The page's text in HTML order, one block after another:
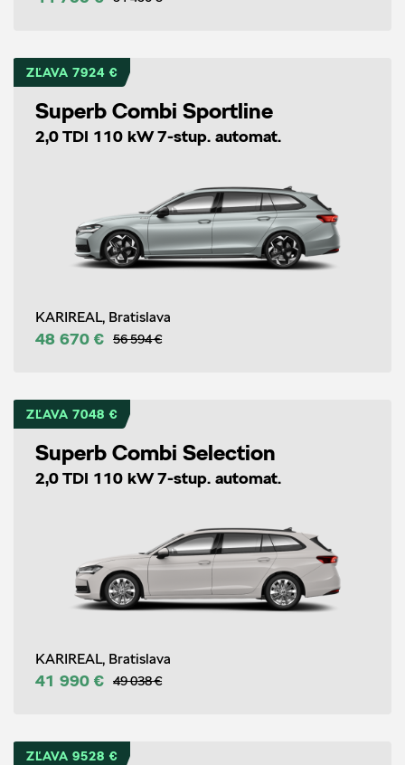
ZĽAVA 7924 €
Superb Combi Sportline
2,0 TDI 110 kW 7-stup. automat.
KARIREAL, Bratislava
48 670 € 56 594 €
ZĽAVA 7048 €
Superb Combi Selection
2,0 TDI 110 kW 7-stup. automat.
KARIREAL, Bratislava
41 990 € 49 038 €
ZĽAVA 9528 €